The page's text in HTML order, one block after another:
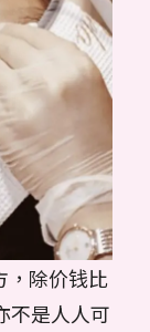
，除价钱比
不是人人可